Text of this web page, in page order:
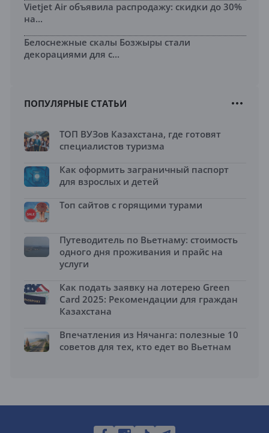
Vietjet Air объявила распродажу: скидки до 30%
на...
Белоснежные скалы Бозжыры стали
декорациями для с...
ПОПУЛЯРНЫЕ СТАТЬИ
ТОП ВУЗов Казахстана, где готовят
специалистов туризма
Как оформить заграничный паспорт
для взрослых и детей
Топ сайтов с горящими турами
Путеводитель по Вьетнаму: стоимость
одного дня проживания и прайс на
услуги
Как подать заявку на лотерею Green
Card 2025: Рекомендации для граждан
Казахстана
Впечатления из Нячанга: полезные 10
советов для тех, кто едет во Вьетнам